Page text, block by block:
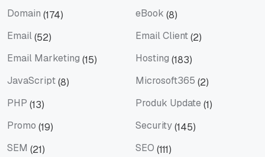
Domain (174) eBook (8)
Email(52) Email Client(2)
Email Marketing (15) Hosting (183)
JavaScript(8) Microsoft365 (2)
PHP (13) Produk Update (1)
Promo (19) Security(145)
SEM (21) SEO (111)